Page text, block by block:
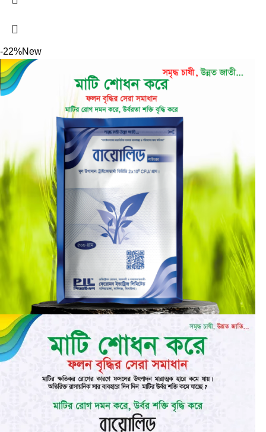
-22%New